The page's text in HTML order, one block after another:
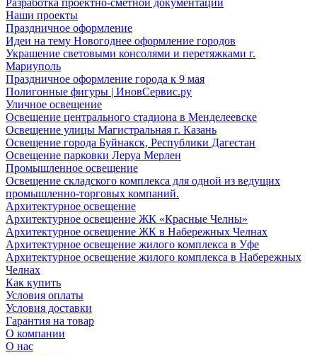
Разработка проектно-сметной документации
Наши проекты
Праздничное оформление
Идеи на тему Новогоднее оформление городов
Украшение световыми консолями и перетяжками г.
Мариуполь
Праздничное оформление города к 9 мая
Полигонные фигуры | ИновСервис.ру
Уличное освещение
Освещение центрального стадиона в Менделеевске
Освещение улицы Магистральная г. Казань
Освещение города Буйнакск, Республики Дагестан
Освещение парковки Леруа Мерлен
Промышленное освещение
Освещение складского комплекса для одной из ведущих
промышленно-торговых компаний.
Архитектурное освещение
Архитектурное освещение ЖК «Красные Челны»
Архитектурное освещение ЖК в Набережных Челнах
Архитектурное освещение жилого комплекса в Уфе
Архитектурное освещение жилого комплекса в Набережных
Челнах
Как купить
Условия оплаты
Условия доставки
Гарантия на товар
О компании
О нас